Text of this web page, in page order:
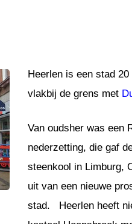
Heerlen is een stad
vlakbij de grens met
Van oudsher was een
nederzetting, die gaf
steenkool in Limburg,
uit van een nieuwe
stad. Heerlen heeft